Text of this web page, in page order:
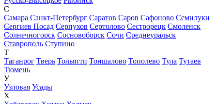
С
Самара Санкт-Петербург Саратов Саров Сафоново Семилуки
Сергиев Посад Серпухов Сертолово Сестрорецк Смоленск
Солнечногорск Сосновоборск Сочи Среднеуральск
Ставрополь Ступино
Т
Таганрог Тверь Тольятти Тоншалово Тополево Тула Тутаев
Тюмень
У
Узловая Усады
Х